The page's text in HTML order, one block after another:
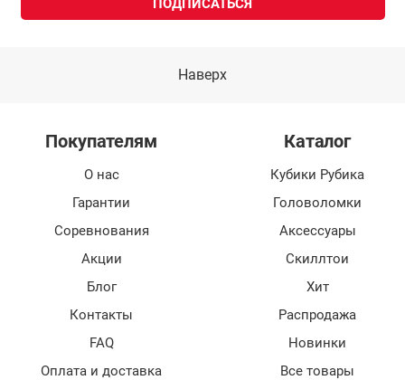
Наверх
Покупателям
О нас
Гарантии
Соревнования
Акции
Блог
Контакты
FAQ
Оплата и доставка
Каталог
Кубики Рубика
Головоломки
Аксессуары
Скиллтои
Хит
Распродажа
Новинки
Все товары